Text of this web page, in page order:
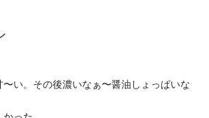
〜い。その後濃いなぁ〜醤油しょっぱいな